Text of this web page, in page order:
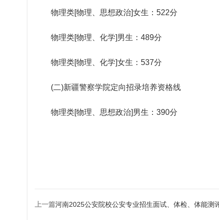
物理类[物理、思想政治]女生：522分
物理类[物理、化学]男生：489分
物理类[物理、化学]女生：537分
(二)新疆警察学院定向招录培养资格线
物理类[物理、思想政治]男生：390分
上一篇河南2025公安院校公安专业招生面试、体检、体能测